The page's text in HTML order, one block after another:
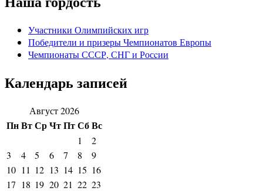
Участники Олимпийских игр
Победители и призеры Чемпионатов Европы
Чемпионаты СССР, СНГ и Росcии
Календарь записей
Август 2026
ПнВтСрЧтПтСбВс
1
2
3
4 5 6 7 8
9
10 11 12 13 14 15 16
17 18 19 20 21 22 23